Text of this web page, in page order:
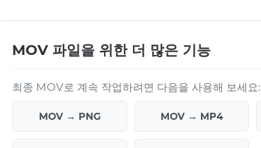
MOV 파일을 위한 더 많은 기능
최종 MOV로 계속 작업하려면 다음을 사용해 보세요:
MOV → PNG MOV → MP4